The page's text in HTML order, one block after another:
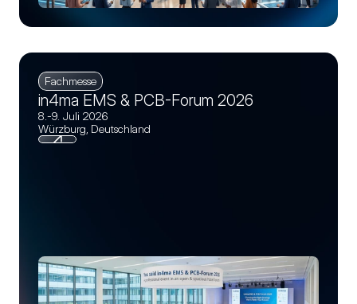
Fachmesse
in4ma EMS & PCB-Forum 2026
8.-9. Juli 2026
Würzburg, Deutschland